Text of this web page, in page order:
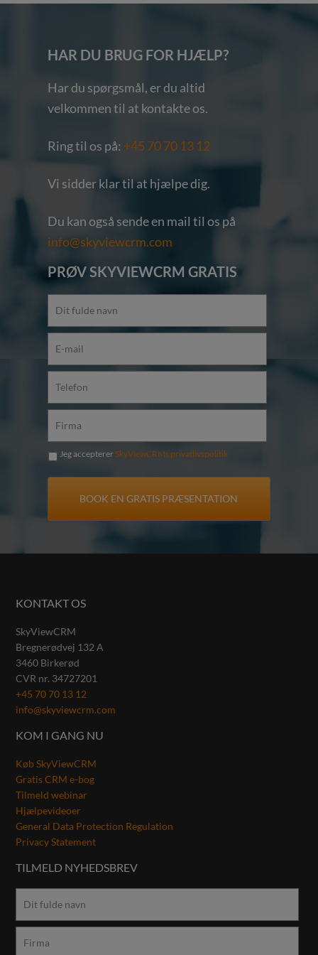
HAR DU BRUG FOR HJÆLP?
Har du spørgsmål, er du altid
velkommen til at kontakte os.
Ring til os på: +45 70 70 13 12
Vi sidder klar til at hjælpe dig.
Du kan også sende en mail til os på
info@skyviewcrm.com
PRØV SKYVIEWCRM GRATIS
Jeg accepterer SkyViewCRMs privatlivspolitik
KONTAKT OS
SkyViewCRM
Bregnerødvej 132 A
3460 Birkerød
CVR nr. 34727201
+45 70 70 13 12
info@skyviewcrm.com
KOM I GANG NU
Køb SkyViewCRM
Gratis CRM e-bog
Tilmeld webinar
Hjælpevideoer
General Data Protection Regulation
Privacy Statement
TILMELD NYHEDSBREV